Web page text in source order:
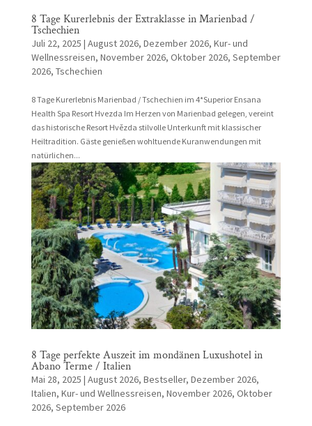
8 Tage Kurerlebnis der Extraklasse in Marienbad /
Tschechien
Juli 22, 2025 | August 2026, Dezember 2026, Kur- und
Wellnessreisen, November 2026, Oktober 2026, September
2026, Tschechien
8 Tage Kurerlebnis Marienbad / Tschechien im 4*Superior Ensana
Health Spa Resort Hvezda Im Herzen von Marienbad gelegen, vereint
das historische Resort Hvězda stilvolle Unterkunft mit klassischer
Heiltradition. Gäste genießen wohltuende Kuranwendungen mit
natürlichen...
8 Tage perfekte Auszeit im mondänen Luxushotel in
Abano Terme / Italien
Mai 28, 2025 | August 2026, Bestseller, Dezember 2026,
Italien, Kur- und Wellnessreisen, November 2026, Oktober
2026, September 2026